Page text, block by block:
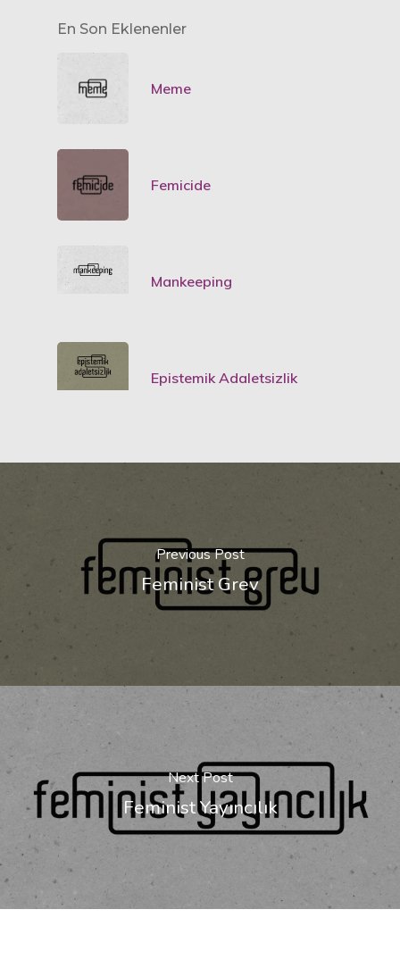
En Son Eklenenler
Meme
Femicide
Mankeeping
Epistemik Adaletsizlik
Previous Post
Feminist Grev
Next Post
Feminist Yayıncılık